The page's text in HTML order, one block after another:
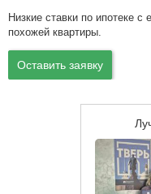
Низкие ставки по ипотеке
похожей квартиры.
Оставить заявку